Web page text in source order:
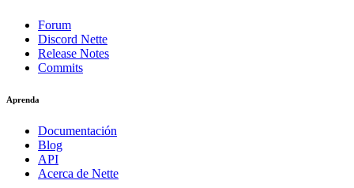
Forum
Discord Nette
Release Notes
Commits
Aprenda
Documentación
Blog
API
Acerca de Nette